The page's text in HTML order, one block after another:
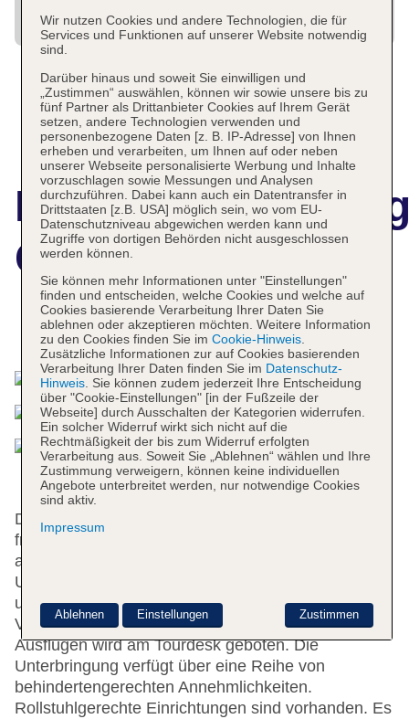
Chianti Village
Das bietet Ihre Unterkunft
Die Unterbringung verfügt über 56 Zimmer. Das
freundliche Personal an der Rezeption ist gerne bei
allen Fragen behilflich. Zu den Einrichtungen der
Unterbringung gehören eine Gepäckaufbewahrung
und ein Safe. In der Unterbringung steht WLAN zur
Verfügung. Hilfestellung bei der Buchung von
Ausflügen wird am Tourdesk geboten. Die
Unterbringung verfügt über eine Reihe von
behindertengerechten Annehmlichkeiten.
Rollstuhlgerechte Einrichtungen sind vorhanden. Es
Wir nutzen Cookies und andere Technologien, die für
Services und Funktionen auf unserer Website notwendig
sind.
Darüber hinaus und soweit Sie einwilligen und
„Zustimmen“ auswählen, können wir sowie unsere bis zu
fünf Partner als Drittanbieter Cookies auf Ihrem Gerät
setzen, andere Technologien verwenden und
personenbezogene Daten [z. B. IP-Adresse] von Ihnen
erheben und verarbeiten, um Ihnen auf oder neben
unserer Webseite personalisierte Werbung und Inhalte
vorzuschlagen sowie Messungen und Analysen
durchzuführen. Dabei kann auch ein Datentransfer in
Drittstaaten [z.B. USA] möglich sein, wo vom EU-
Datenschutzniveau abgewichen werden kann und
Zugriffe von dortigen Behörden nicht ausgeschlossen
werden können.
Sie können mehr Informationen unter "Einstellungen"
finden und entscheiden, welche Cookies und welche auf
Cookies basierende Verarbeitung Ihrer Daten Sie
ablehnen oder akzeptieren möchten. Weitere Information
zu den Cookies finden Sie im Cookie-Hinweis.
Zusätzliche Informationen zur auf Cookies basierenden
Verarbeitung Ihrer Daten finden Sie im Datenschutz-
Hinweis. Sie können zudem jederzeit Ihre Entscheidung
über "Cookie-Einstellungen" [in der Fußzeile der
Webseite] durch Ausschalten der Kategorien widerrufen.
Ein solcher Widerruf wirkt sich nicht auf die
Rechtmäßigkeit der bis zum Widerruf erfolgten
Verarbeitung aus. Soweit Sie „Ablehnen“ wählen und Ihre
Zustimmung verweigern, können keine individuellen
Angebote unterbreitet werden, nur notwendige Cookies
sind aktiv.
Impressum
Zustimmen
Ablehnen Einstellungen